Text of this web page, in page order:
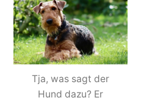
Tja, was sagt der
Hund dazu? Er